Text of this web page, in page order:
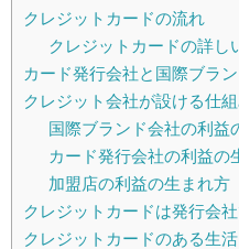
クレジットカードの流れ
クレジットカードの詳し
カード発行会社と国際ブラ
クレジット会社が設ける仕
国際ブランド会社の利益
カード発行会社の利益の
加盟店の利益の生まれ方
クレジットカードは発行会
クレジットカードのある生活